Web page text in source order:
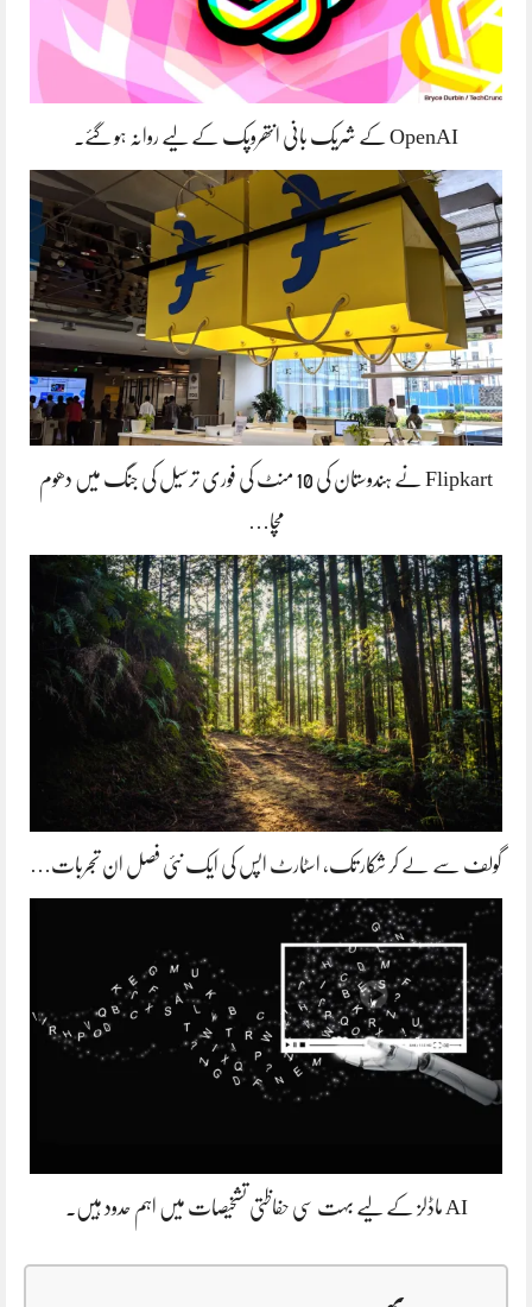
OpenAI کے شریک بانی انتھروپک کے لیے روانہ ہو گئے۔
Flipkart نے ہندوستان کی 10 منٹ کی فوری ترسیل کی جنگ میں دھوم
مچا…
گولف سے لے کر شکار تک، اسٹارٹ اپس کی ایک نئی فصل ان تجربات…
AI ماڈلز کے لیے بہت سی حفاظتی تشخیصات میں اہم حدود ہیں۔